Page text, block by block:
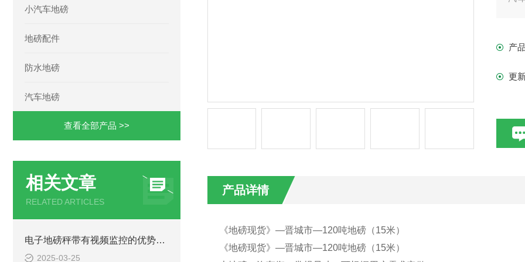
小汽车地磅
地磅配件
防水地磅
汽车地磅
查看全部产品 >>
相关文章
RELATED ARTICLES
电子地磅秤带有视频监控的优势和重要性
2025-03-25
产
更
产品详情
《地磅现货》—晋城市—120吨地磅（15米）
《地磅现货》—晋城市—120吨地磅（15米）